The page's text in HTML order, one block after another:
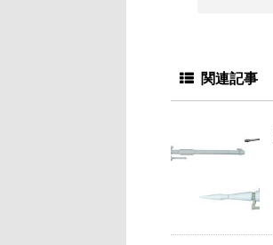
関連記事